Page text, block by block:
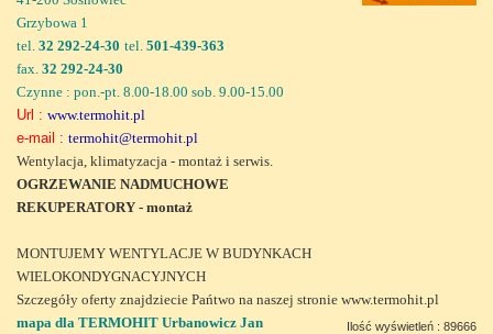
Grzybowa 1
tel. 32 292-24-30 tel. 501-439-363
fax. 32 292-24-30
Czynne : pon.-pt. 8.00-18.00 sob. 9.00-15.00
Url : www.termohit.pl
e-mail : termohit@termohit.pl
Wentylacja, klimatyzacja - montaż i serwis.
OGRZEWANIE NADMUCHOWE
REKUPERATORY - montaż
MONTUJEMY WENTYLACJE W BUDYNKACH
WIELOKONDYGNACYJNYCH
Szczegóły oferty znajdziecie Pańtwo na naszej stronie www.termohit.pl
mapa dla TERMOHIT Urbanowicz Jan
Ilość wyświetleń : 89666